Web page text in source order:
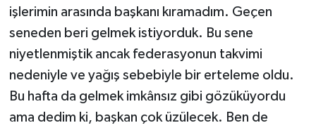
işlerimin arasında başkanı kıramadım. Geçen
seneden beri gelmek istiyorduk. Bu sene
niyetlenmiştik ancak federasyonun takvimi
nedeniyle ve yağış sebebiyle bir erteleme oldu.
Bu hafta da gelmek imkânsız gibi gözüküyordu
ama dedim ki, başkan çok üzülecek. Ben de